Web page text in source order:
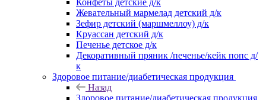
Конфеты детские д/к
Жевательный мармелад детский д/к
Зефир детский (маршмеллоу) д/к
Круассан детский д/к
Печенье детское д/к
Декоративный пряник /печенье/кейк попс д/
к
Здоровое питание/диабетическая продукция
Назад
Здоровое питание/диабетическая продукция